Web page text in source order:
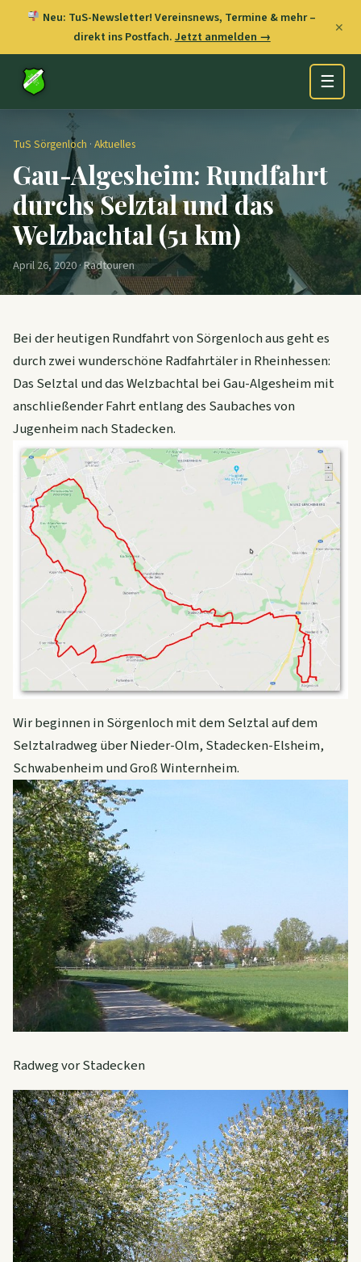
Neu: TuS-Newsletter! Vereinsnews, Termine & mehr –
direkt ins Postfach.Jetzt anmelden →
✕
☰
TuS Sörgenloch · Aktuelles
Gau-Algesheim: Rundfahrt
durchs Selztal und das
Welzbachtal (51 km)
April 26, 2020 · Radtouren
Bei der heutigen Rundfahrt von Sörgenloch aus geht es
durch zwei wunderschöne Radfahrtäler in Rheinhessen:
Das Selztal und das Welzbachtal bei Gau-Algesheim mit
anschließender Fahrt entlang des Saubaches von
Jugenheim nach Stadecken.
Wir beginnen in Sörgenloch mit dem Selztal auf dem
Selztalradweg über Nieder-Olm, Stadecken-Elsheim,
Schwabenheim und Groß Winternheim.
Radweg vor Stadecken